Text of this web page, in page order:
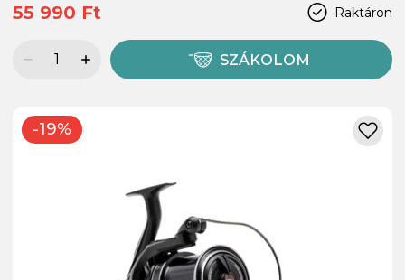
Raktáron
55 990 Ft
SZÁKOLOM
-19%